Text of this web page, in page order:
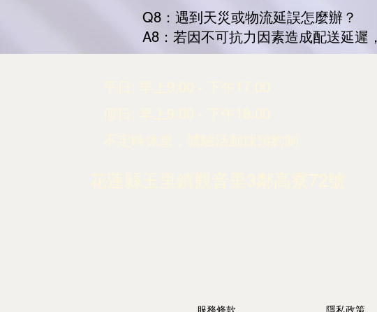
Q8：遇到天災或物流延誤怎麼辦？
A8：若因不可抗力因素造成配送延遲